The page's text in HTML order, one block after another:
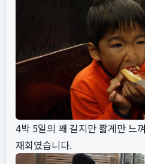
4박 5일의 꽤 길지만 짧게만 느
재회였습니다.